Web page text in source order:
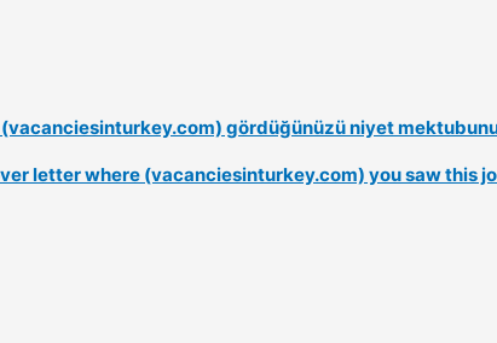
(vacanciesinturkey.com) gördüğünüzü niyet
letter where (vacanciesinturkey.com) you saw this